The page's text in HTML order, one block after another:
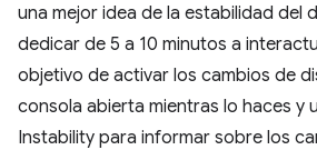
una mejor idea de la estabilidad del
dedicar de 5 a 10 minutos a
objetivo de activar los cambios de
consola abierta mientras lo haces y
Instability para informar sobre los